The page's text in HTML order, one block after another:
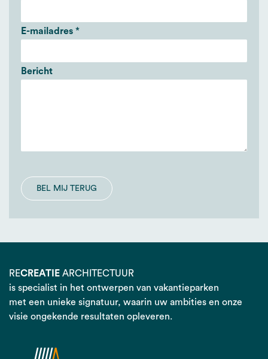
E-mailadres *
Bericht
BEL MIJ TERUG
RECREATIE ARCHITECTUUR
is specialist in het ontwerpen van vakantieparken
met een unieke signatuur, waarin uw ambities en onze
visie ongekende resultaten opleveren.